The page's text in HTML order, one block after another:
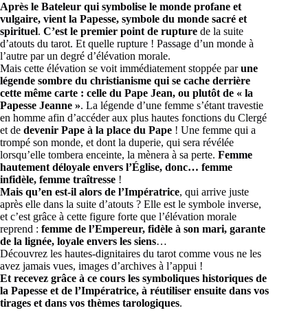
Après le Bateleur qui symbolise le monde profane et
vulgaire, vient la Papesse, symbole du monde sacré et
spirituel. C’est le premier point de rupture de la suite
d’atouts du tarot. Et quelle rupture ! Passage d’un monde à
l’autre par un degré d’élévation morale.
Mais cette élévation se voit immédiatement stoppée parune
légende sombre du christianisme qui se cache derrière
cette même carte : celle du Pape Jean, ou plutôt de « la
Papesse Jeanne ». La légende d’une femme s’étant travestie
en homme afin d’accéder aux plus hautes fonctions du Clergé
et de devenir Pape à la place du Pape ! Une femme qui a
trompé son monde, et dont la duperie, qui sera révélée
lorsqu’elle tombera enceinte, la mènera à sa perte. Femme
hautement déloyale envers l’Église, donc… femme
infidèle, femme traîtresse !
Mais qu’en est-il alors de l’Impératrice, qui arrive juste
après elle dans la suite d’atouts ? Elle est le symbole inverse,
et c’est grâce à cette figure forte que l’élévation morale
reprend : femme de l’Empereur, fidèle à son mari, garante
de la lignée, loyale envers les siens…
Découvrez les hautes-dignitaires du tarot comme vous ne les
avez jamais vues, images d’archives à l’appui !
Et recevez grâce à ce cours les symboliques historiques de
la Papesse et de l’Impératrice, à réutiliser ensuite dans vos
tirages et dans vos thèmes tarologiques.